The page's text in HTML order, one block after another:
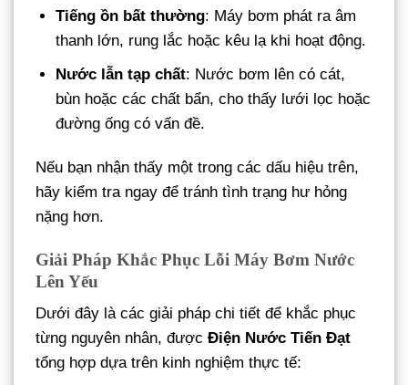
Tiếng ồn bất thường: Máy bơm phát ra âm
thanh lớn, rung lắc hoặc kêu lạ khi hoạt động.
Nước lẫn tạp chất: Nước bơm lên có cát,
bùn hoặc các chất bẩn, cho thấy lưới lọc hoặc
đường ống có vấn đề.
Nếu bạn nhận thấy một trong các dấu hiệu trên,
hãy kiểm tra ngay để tránh tình trạng hư hỏng
nặng hơn.
Giải Pháp Khắc Phục Lỗi Máy Bơm Nước
Lên Yếu
Dưới đây là các giải pháp chi tiết để khắc phục
từng nguyên nhân, được Điện Nước Tiến Đạt
tổng hợp dựa trên kinh nghiệm thực tế: